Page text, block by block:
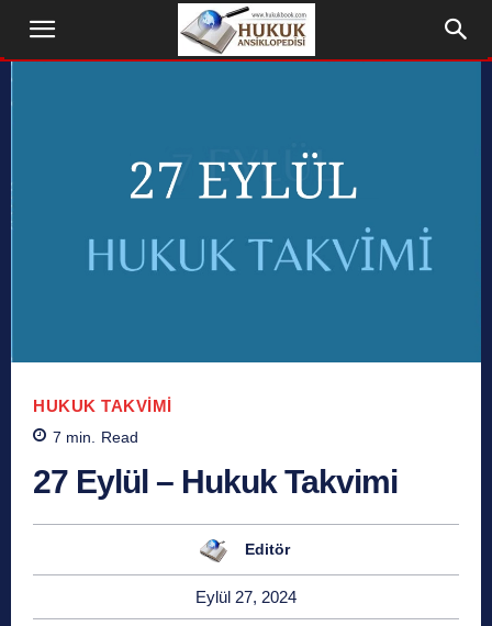
HUKUK TAKVIMI
7 min. Read
27 Eylül – Hukuk Takvimi
Editör
Eylül 27, 2024